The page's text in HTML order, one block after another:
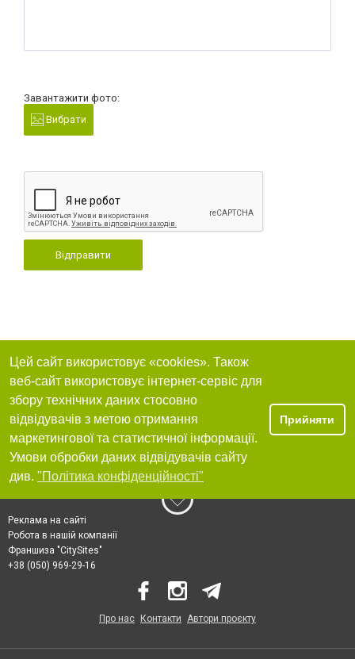
Завантажити фото:
Вибрати
Відправити
Цей сайт використовує «cookies». Також
веб-сайт використовує інтернет-сервіс для
збору технічних даних стосовно
відвідувачів з метою отримання
маркетингової та статистичної інформації.
Умови обробки даних відвідувачів сайту
див. "Політика конфіденційності"
Прийняти
Реклама на сайті
Робота в нашій компанії
Франшиза "CitySites"
+38 (050) 969-29-16
Про нас Контакти Автори проєкту